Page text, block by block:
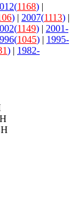
1168) |
) | 2007(1113) |
1149) | 2001-
1045) | 1995-
) | 1982-